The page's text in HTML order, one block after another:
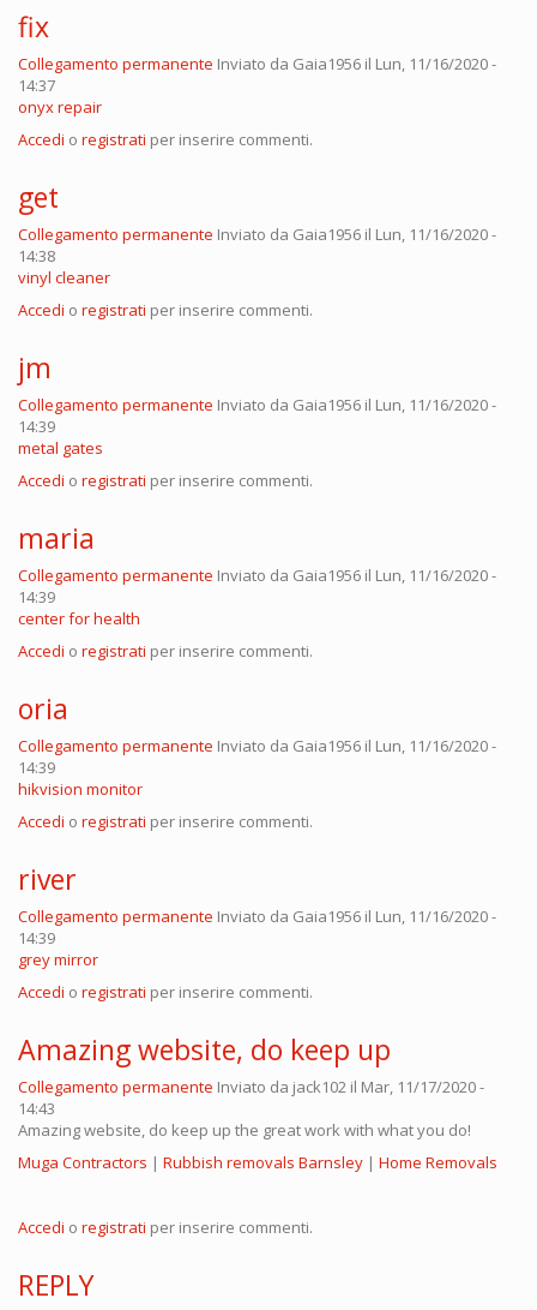
fix
Collegamento permanente Inviato da Gaia1956 il Lun, 11/16/2020 -
14:37
onyx repair
Accedi o registrati per inserire commenti.
get
Collegamento permanente Inviato da Gaia1956 il Lun, 11/16/2020 -
14:38
vinyl cleaner
Accedi o registrati per inserire commenti.
jm
Collegamento permanente Inviato da Gaia1956 il Lun, 11/16/2020 -
14:39
metal gates
Accedi o registrati per inserire commenti.
maria
Collegamento permanente Inviato da Gaia1956 il Lun, 11/16/2020 -
14:39
center for health
Accedi o registrati per inserire commenti.
oria
Collegamento permanente Inviato da Gaia1956 il Lun, 11/16/2020 -
14:39
hikvision monitor
Accedi o registrati per inserire commenti.
river
Collegamento permanente Inviato da Gaia1956 il Lun, 11/16/2020 -
14:39
grey mirror
Accedi o registrati per inserire commenti.
Amazing website, do keep up
Collegamento permanente Inviato da jack102 il Mar, 11/17/2020 -
14:43
Amazing website, do keep up the great work with what you do!
Muga Contractors | Rubbish removals Barnsley | Home Removals
Accedi o registrati per inserire commenti.
REPLY